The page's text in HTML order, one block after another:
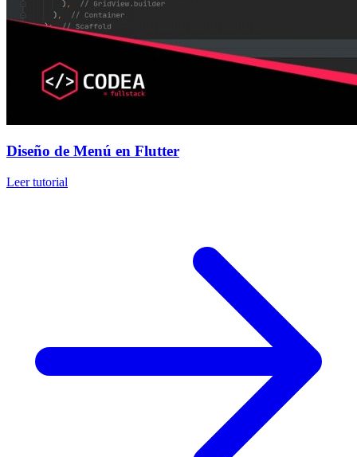
Diseño de Menú en Flutter
Leer tutorial